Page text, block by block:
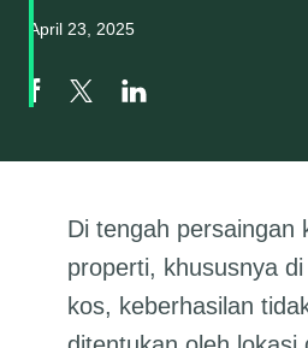
April 23, 2025
Di tengah persaingan
properti, khususnya
kos, keberhasilan